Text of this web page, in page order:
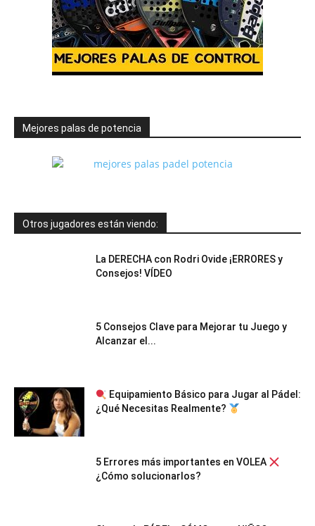
Mejores palas de potencia
Otros jugadores están viendo:
La DERECHA con Rodri Ovide ¡ERRORES y
Consejos! VÍDEO
5 Consejos Clave para Mejorar tu Juego y
Alcanzar el...
Equipamiento Básico para Jugar al Pádel:
¿Qué Necesitas Realmente?
5 Errores más importantes en VOLEA
¿Cómo solucionarlos?